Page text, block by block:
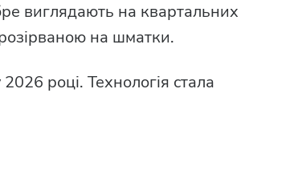
виглядають на квартальних
на шматки.
році. Технологія стала